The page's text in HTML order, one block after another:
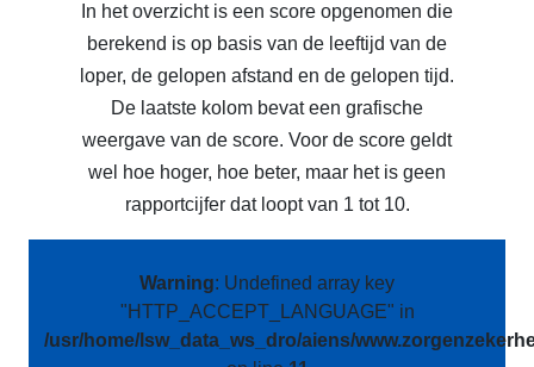
In het overzicht is een score opgenomen die
berekend is op basis van de leeftijd van de
loper, de gelopen afstand en de gelopen tijd.
De laatste kolom bevat een grafische
weergave van de score. Voor de score geldt
wel hoe hoger, hoe beter, maar het is geen
rapportcijfer dat loopt van 1 tot 10.
Warning: Undefined array key
"HTTP_ACCEPT_LANGUAGE" in
/usr/home/lsw_data_ws_dro/aiens/